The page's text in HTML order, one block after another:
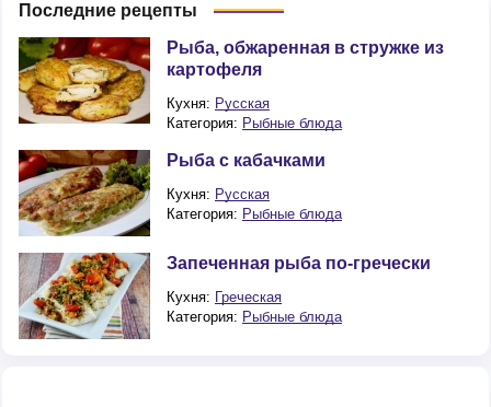
Последние рецепты
Рыба, обжаренная в стружке из
картофеля
Кухня: Русская
Категория: Рыбные блюда
Рыба с кабачками
Кухня: Русская
Категория: Рыбные блюда
Запеченная рыба по-гречески
Кухня: Греческая
Категория: Рыбные блюда